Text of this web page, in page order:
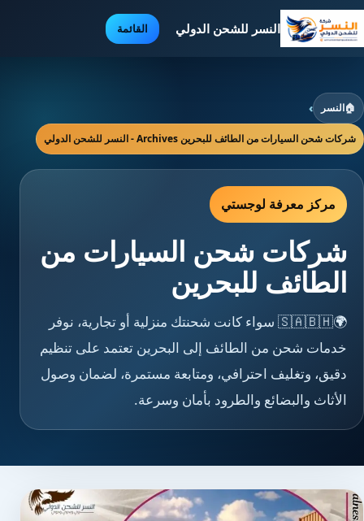
النسر للشحن الدولي القائمة
🏠النسر ›
شركات شحن السيارات من الطائف للبحرين Archives - النسر للشحن الدولي
مركز معرفة لوجستي
شركات شحن السيارات من
الطائف للبحرين
🌍🇸🇦🇧🇭 سواء كانت شحنتك منزلية أو تجارية، نوفر
خدمات شحن من الطائف إلى البحرين تعتمد على تنظيم
دقيق، وتغليف احترافي، ومتابعة مستمرة، لضمان وصول
الأثاث والبضائع والطرود بأمان وسرعة.